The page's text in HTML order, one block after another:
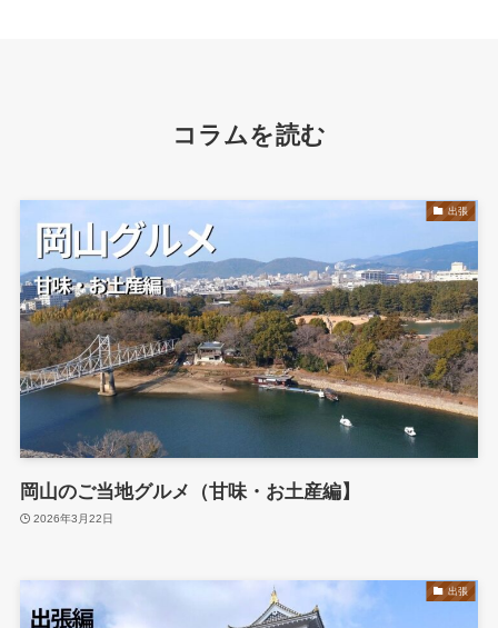
コラムを読む
出張
岡山のご当地グルメ（甘味・お土産編】
2026年3月22日
出張